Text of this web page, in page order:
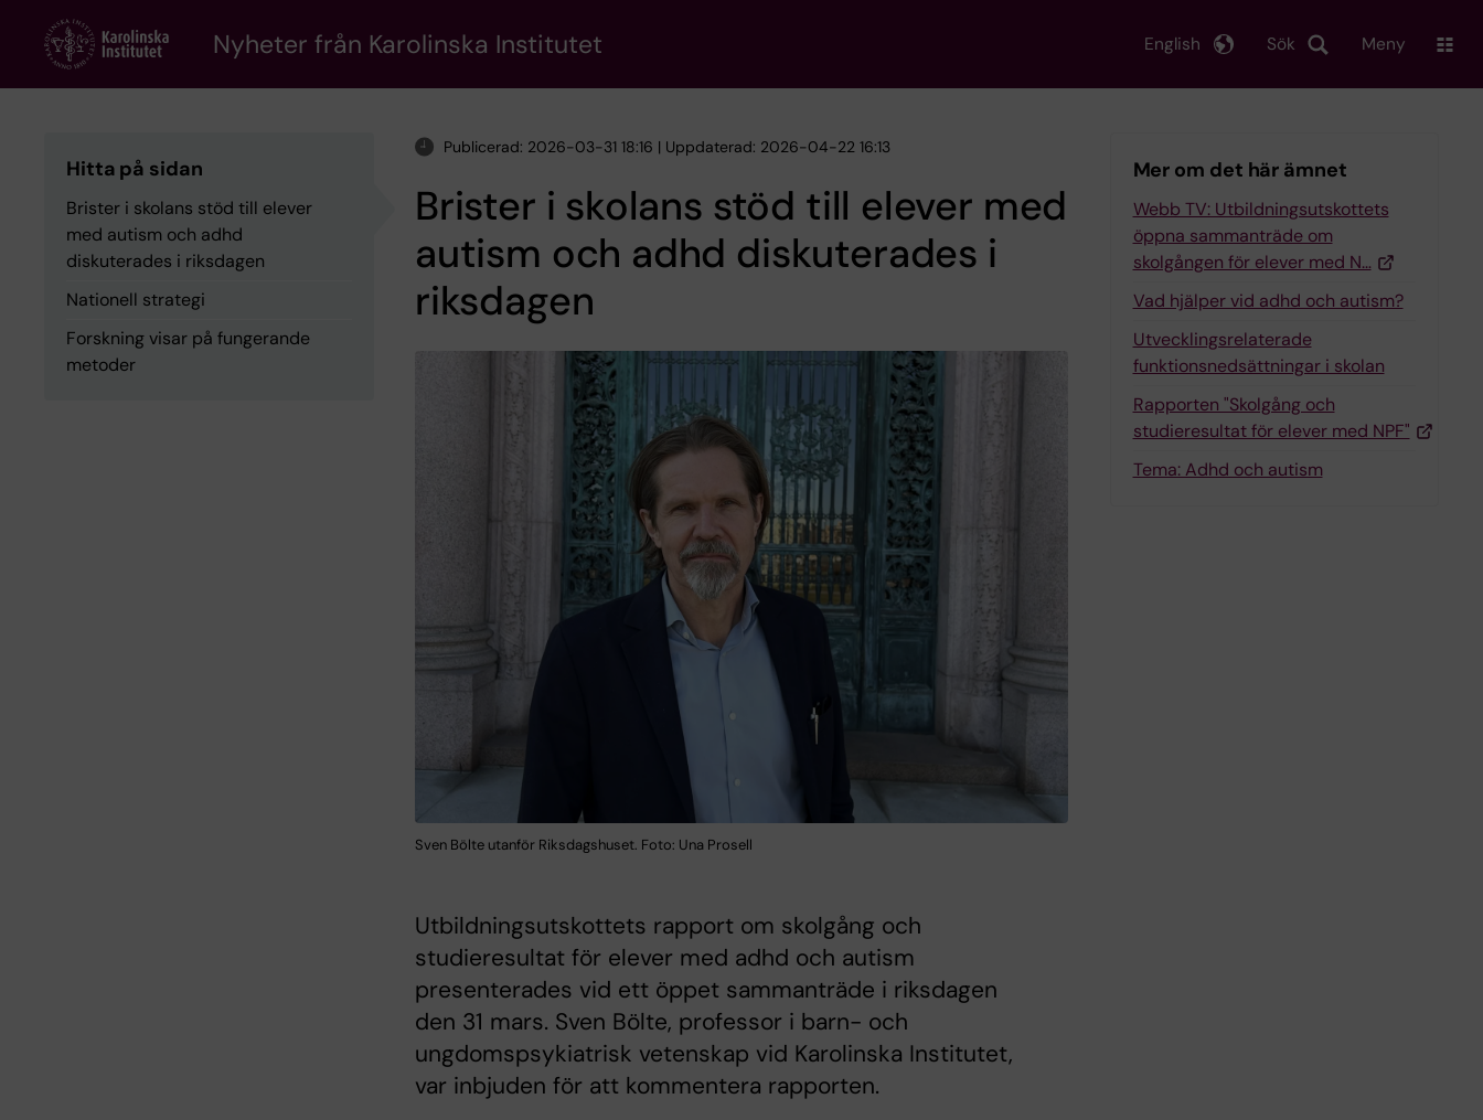
content
Nyheter från Karolinska Institutet Sök
English Meny
Hitta på sidan
Brister i skolans stöd till elever
med autism och adhd
diskuterades i riksdagen
Nationell strategi
Forskning visar på fungerande
metoder
Publicerad: 2026-03-31 18:16 | Uppdaterad: 2026-04-22 16:13
Brister i skolans stöd till elever med
autism och adhd diskuterades i
riksdagen
Sven Bölte utanför Riksdagshuset. Foto: Una Prosell
Utbildningsutskottets rapport om skolgång och
studieresultat för elever med adhd och autism
presenterades vid ett öppet sammanträde i riksdagen
den 31 mars. Sven Bölte, professor i barn- och
ungdomspsykiatrisk vetenskap vid Karolinska Institutet,
var inbjuden för att kommentera rapporten.
Mer om det här ämnet
Webb TV: Utbildningsutskottets
öppna sammanträde om
skolgången för elever med N…
Vad hjälper vid adhd och autism?
Utvecklingsrelaterade
funktionsnedsättningar i skolan
Rapporten "Skolgång och
studieresultat för elever med NPF"
Tema: Adhd och autism